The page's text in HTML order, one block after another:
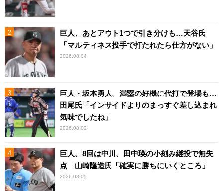
巨人、あとアウト1つで引き分けも…天谷氏
「マルティネス投手で打たれたら仕方がない」
2026.08.04
巨人・坂本勇人、満塁の好機に代打で登場も…
田尾氏「インサイドよりのまっすぐ差し込まれ
気味でしたね」
2026.08.02
巨人、8回は中川、田中瑛の小刻み継投で無失
点 山崎隆造氏「確実に勝ちにいくところ」
2026.08.05